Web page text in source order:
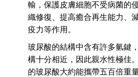
輸，保護皮膚細胞不受病菌的
織修復、提高癒合再生能力、
疫力等作用。
玻尿酸的結構中含有許多氫鍵
構十分相近，因此親水性極佳
的玻尿酸大約能攜帶五百倍重